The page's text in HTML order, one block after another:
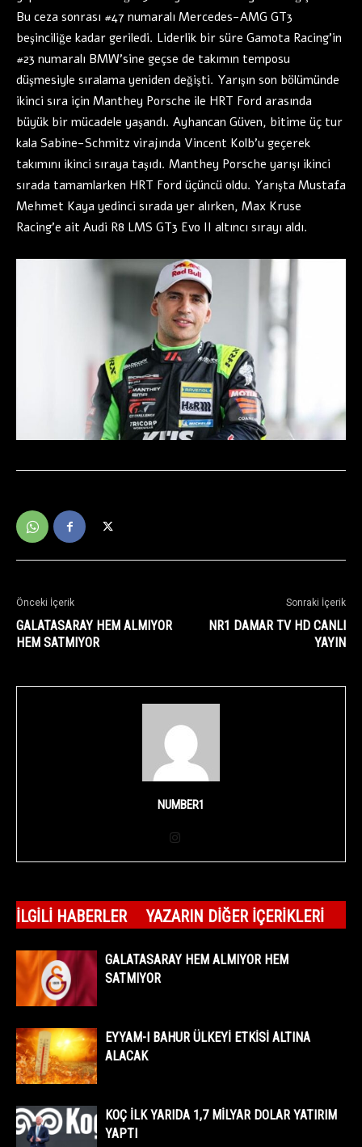
Bu ceza sonrası #47 numaralı Mercedes-AMG GT3
beşinciliğe kadar geriledi. Liderlik bir süre Gamota Racing’in
#23 numaralı BMW’sine geçse de takımın temposu
düşmesiyle sıralama yeniden değişti. Yarışın son bölümünde
ikinci sıra için Manthey Porsche ile HRT Ford arasında
büyük bir mücadele yaşandı. Ayhancan Güven, bitime üç tur
kala Sabine-Schmitz virajında Vincent Kolb’u geçerek
takımını ikinci sıraya taşıdı. Manthey Porsche yarışı ikinci
sırada tamamlarken HRT Ford üçüncü oldu. Yarışta Mustafa
Mehmet Kaya yedinci sırada yer alırken, Max Kruse
Racing’e ait Audi R8 LMS GT3 Evo II altıncı sırayı aldı.
Önceki İçerik
GALATASARAY HEM ALMIYOR
HEM SATMIYOR
Sonraki İçerik
NR1 DAMAR TV HD CANLI
YAYIN
NUMBER1
İLGILI HABERLER YAZARIN DIĞER İÇERIKLERI
GALATASARAY HEM ALMIYOR HEM
SATMIYOR
EYYAM-I BAHUR ÜLKEYİ ETKİSİ ALTINA
ALACAK
KOÇ İLK YARIDA 1,7 MİLYAR DOLAR YATIRIM
YAPTI